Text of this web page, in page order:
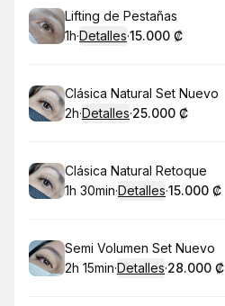
Reservar
Lifting de Pestañas
.Duración:
1h·Detalles·
.Precio:
15.000 ₡
Reservar
Clásica Natural Set Nuevo
.Duración:
2h·Detalles·
.Precio:
25.000 ₡
Reservar
Clásica Natural Retoque
.Duración:
1h 30min·Detalles·
.Precio:
15.000 ₡
Reservar
Semi Volumen Set Nuevo
.Duración:
2h 15min·Detalles·
.Precio:
28.000 ₡